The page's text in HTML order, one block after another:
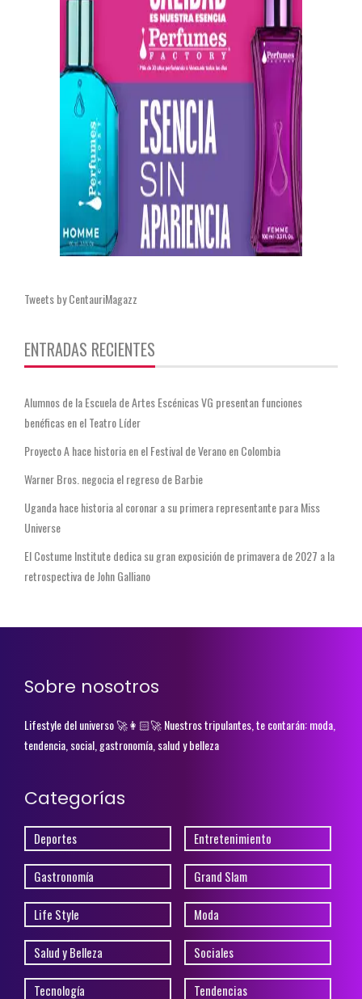
Tweets by CentauriMagazz
ENTRADAS RECIENTES
Alumnos de la Escuela de Artes Escénicas VG presentan funciones
benéficas en el Teatro Líder
Proyecto A hace historia en el Festival de Verano en Colombia
Warner Bros. negocia el regreso de Barbie
Uganda hace historia al coronar a su primera representante para Miss
Universe
El Costume Institute dedica su gran exposición de primavera de 2027 a la
retrospectiva de John Galliano
Sobre nosotros
Lifestyle del universo 🚀👩🏻‍🚀 Nuestros tripulantes, te contarán: moda,
tendencia, social, gastronomía, salud y belleza
Categorías
Deportes Entretenimiento
Gastronomía Grand Slam
Life Style Moda
Salud y Belleza Sociales
Tecnología Tendencias